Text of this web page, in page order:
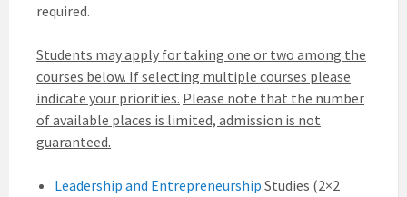
required.
Students may apply for taking one or two among the
courses below. If selecting multiple courses please
indicate your priorities. Please note that the number
of available places is limited, admission is not
guaranteed.
Leadership and Entrepreneurship Studies (2×2